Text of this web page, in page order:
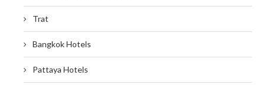
Trat
Bangkok Hotels
Pattaya Hotels